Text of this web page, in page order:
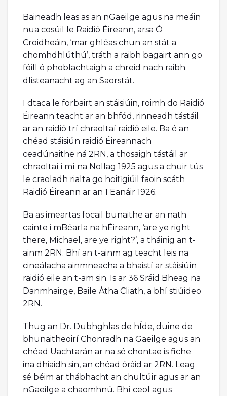
Baineadh leas as an nGaeilge agus na meáin
nua cosúil le Raidió Éireann, arsa Ó
Croidheáin, ‘mar ghléas chun an stát a
chomhdhlúthú’, tráth a raibh bagairt ann go
fóill ó phoblachtaigh a chreid nach raibh
dlisteanacht ag an Saorstát.
I dtaca le forbairt an stáisiúin, roimh do Raidió
Éireann teacht ar an bhfód, rinneadh tástáil
ar an raidió trí chraoltaí raidió eile. Ba é an
chéad stáisiún raidió Éireannach
ceadúnaithe ná 2RN, a thosaigh tástáil ar
chraoltaí i mí na Nollag 1925 agus a chuir tús
le craoladh rialta go hoifigiúil faoin scáth
Raidió Éireann ar an 1 Eanáir 1926.
Ba as imeartas focail bunaithe ar an nath
cainte i mBéarla na hÉireann, ‘are ye right
there, Michael, are ye right?’, a tháinig an t-
ainm 2RN. Bhí an t-ainm ag teacht leis na
cineálacha ainmneacha a bhaistí ar stáisiúin
raidió eile an t-am sin. Is ar 36 Sráid Bheag na
Danmhairge, Baile Átha Cliath, a bhí stiúideo
2RN.
Thug an Dr. Dubhghlas de hÍde, duine de
bhunaitheoirí Chonradh na Gaeilge agus an
chéad Uachtarán ar na sé chontae is fiche
ina dhiaidh sin, an chéad óráid ar 2RN. Leag
sé béim ar thábhacht an chultúir agus ar an
nGaeilge a chaomhnú. Bhí ceol agus